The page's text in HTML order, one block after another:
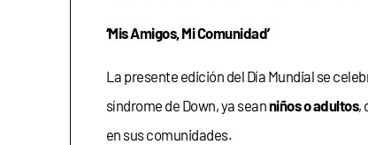
‘Mis Amigos, Mi Comunidad’
La presente edición del Día Mundial se
síndrome de Down, ya seanniños o adultos,
en sus comunidades.